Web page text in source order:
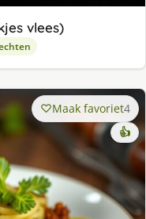
vlees)
Maak favoriet4
👍